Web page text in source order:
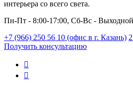
интерьера со всего света.
Пн-Пт - 8:00-17:00, Сб-Вс - Выходной
+7 (966) 250 56 10 (офис в г. Казань)
Получить консультацию